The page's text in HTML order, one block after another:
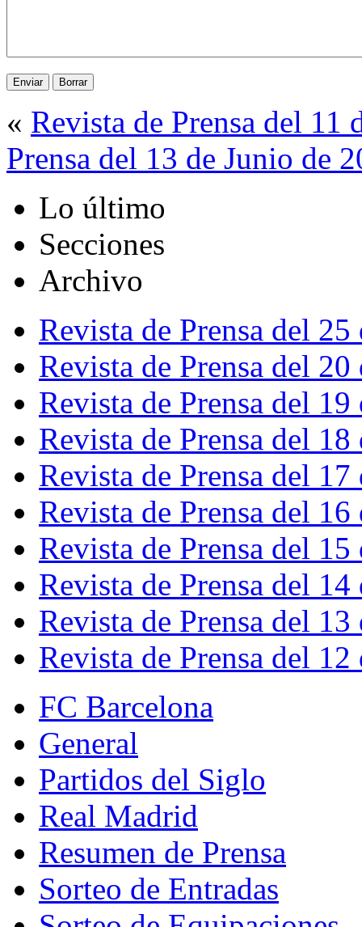
« Revista de Prensa del 11
Prensa del 13 de Junio de
Lo último
Secciones
Archivo
Revista de Prensa del
Revista de Prensa del
Revista de Prensa del
Revista de Prensa del
Revista de Prensa del
Revista de Prensa del
Revista de Prensa del
Revista de Prensa del
Revista de Prensa del
Revista de Prensa del
FC Barcelona
General
Partidos del Siglo
Real Madrid
Resumen de Prensa
Sorteo de Entradas